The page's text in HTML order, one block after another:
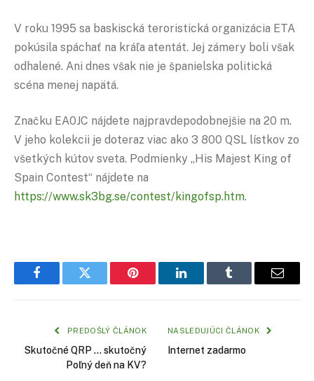
V roku 1995 sa baskiscká teroristická organizácia ETA
pokúsila spáchať na kráľa atentát. Jej zámery boli však
odhalené. Ani dnes však nie je španielska politická
scéna menej napätá.
Značku EA0JC nájdete najpravdepodobnejšie na 20 m.
V jeho kolekcii je doteraz viac ako 3 800 QSL lístkov zo
všetkých kútov sveta. Podmienky „His Majest King of
Spain Contest“ nájdete na
https://www.sk3bg.se/contest/kingofsp.htm.
FacebookTwitter Pinterest LinkedInTumblr Email
PREDOŠLÝ ČLÁNOK
Skutočné QRP … skutočný
Poľný deň na KV?
NASLEDUJÚCI ČLÁNOK
Internet zadarmo